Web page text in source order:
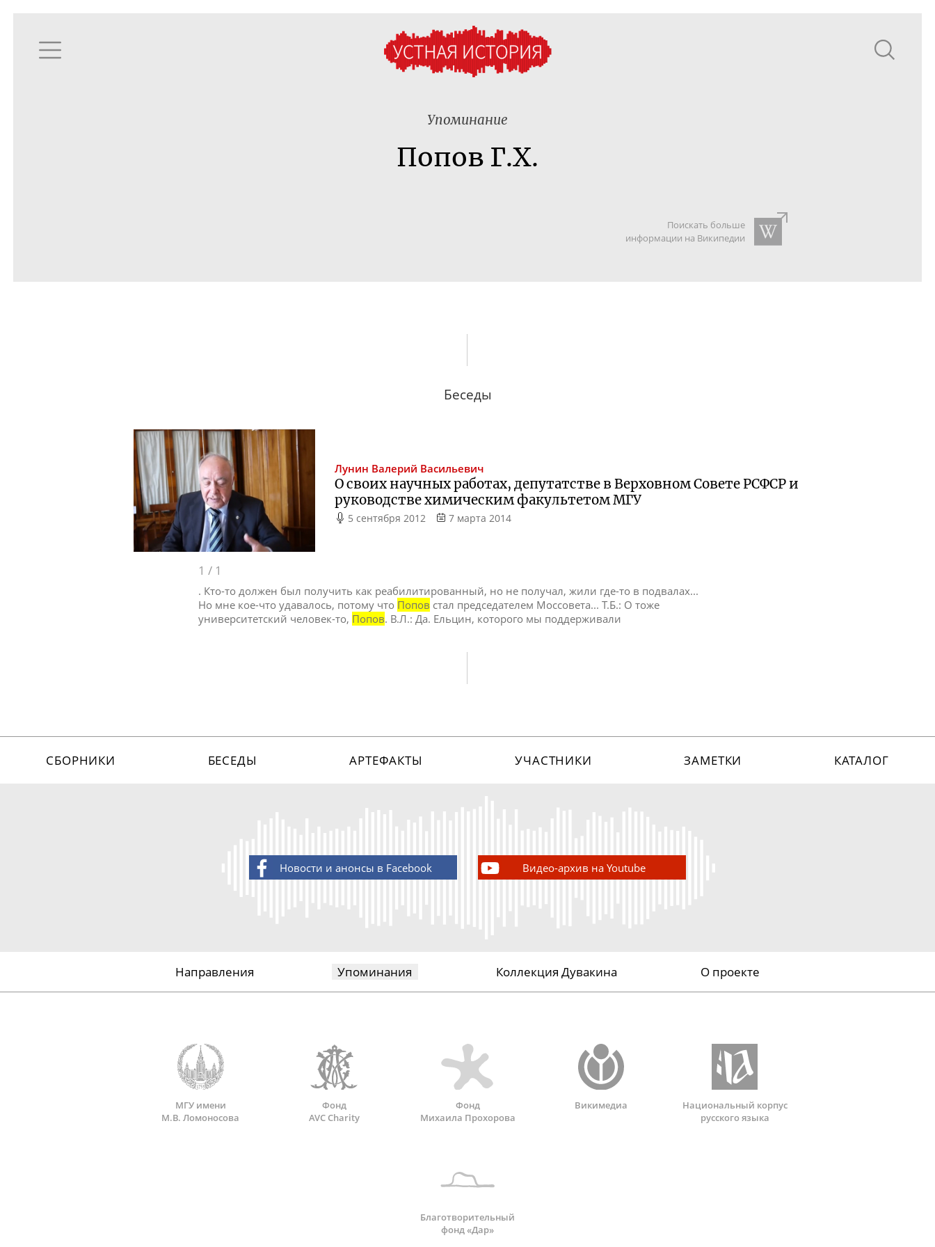
Упоминание
Попов Г.Х.
Поискать больше
информации на Википедии
Беседы
Лунин Валерий Васильевич
О своих научных работах, депутатстве в Верховном Совете РСФСР и
руководстве химическим факультетом МГУ
5 сентября 2012 7 марта 2014
1 / 1
. Кто-то должен был получить как реабилитированный, но не получал, жили где-то в подвалах...
Но мне кое-что удавалось, потому что Попов стал председателем Моссовета... Т.Б.: О тоже
университетский человек-то, Попов. В.Л.: Да. Ельцин, которого мы поддерживали
СБОРНИКИ БЕСЕДЫ АРТЕФАКТЫ УЧАСТНИКИ ЗАМЕТКИ КАТАЛОГ
Новости и анонсы в Facebook Видео-архив на Youtube
Направления Упоминания Коллекция Дувакина О проекте
МГУ имени
М.В. Ломоносова
Фонд
AVC Charity
Фонд
Михаила Прохорова
Викимедиа
Национальный корпус
русского языка
Благотворительный
фонд «Дар»